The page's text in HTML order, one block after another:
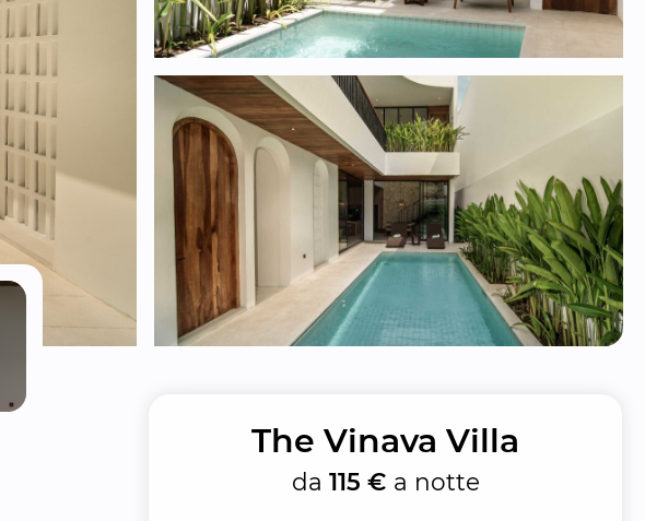
The Vinava Villa
da 115 € a notte